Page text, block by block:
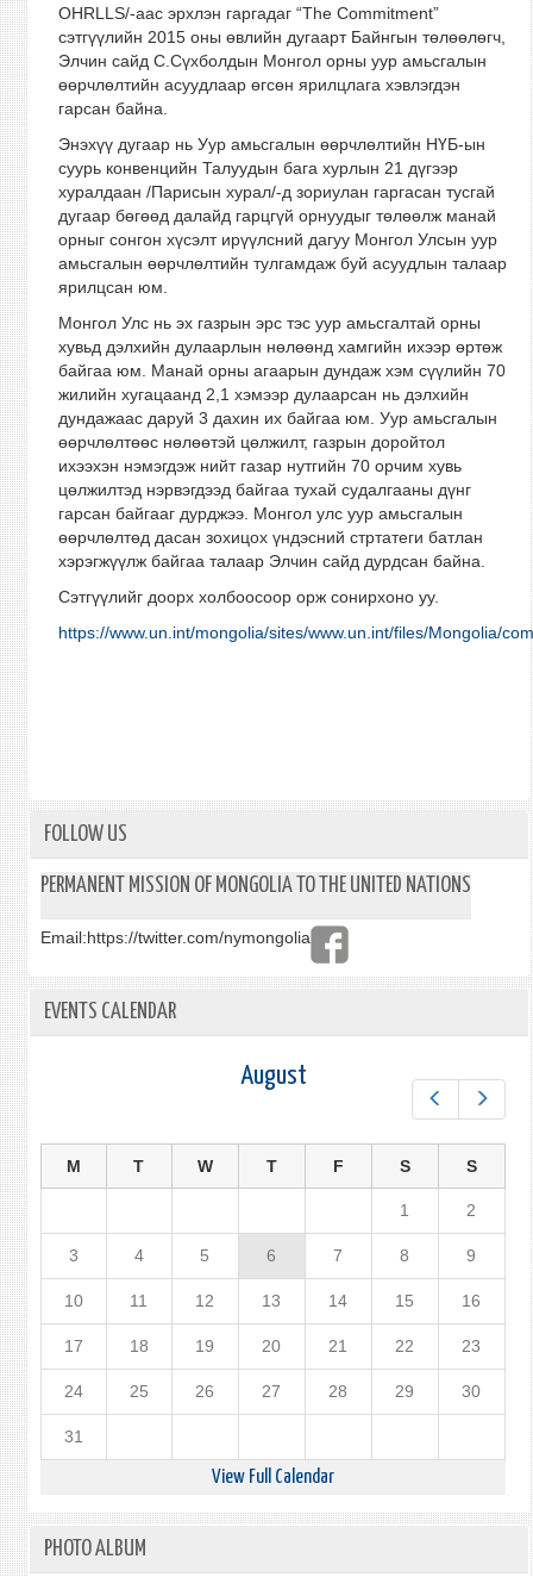
OHRLLS/-аас эрхлэн гаргадаг “The Commitment”
сэтгүүлийн 2015 оны өвлийн дугаарт Байнгын төлөөлөгч,
Элчин сайд С.Сүхболдын Монгол орны уур амьсгалын
өөрчлөлтийн асуудлаар өгсөн ярилцлага хэвлэгдэн
гарсан байна.
Энэхүү дугаар нь Уур амьсгалын өөрчлөлтийн НҮБ-ын
суурь конвенцийн Талуудын бага хурлын 21 дүгээр
хуралдаан /Парисын хурал/-д зориулан гаргасан тусгай
дугаар бөгөөд далайд гарцгүй орнуудыг төлөөлж манай
орныг сонгон хүсэлт ирүүлсний дагуу Монгол Улсын уур
амьсгалын өөрчлөлтийн тулгамдаж буй асуудлын талаар
ярилцсан юм.
Монгол Улс нь эх газрын эрс тэс уур амьсгалтай орны
хувьд дэлхийн дулаарлын нөлөөнд хамгийн ихээр өртөж
байгаа юм. Манай орны агаарын дундаж хэм сүүлийн 70
жилийн хугацаанд 2,1 хэмээр дулаарсан нь дэлхийн
дундажаас даруй 3 дахин их байгаа юм. Уур амьсгалын
өөрчлөлтөөс нөлөөтэй цөлжилт, газрын доройтол
ихээхэн нэмэгдэж нийт газар нутгийн 70 орчим хувь
цөлжилтэд нэрвэгдээд байгаа тухай судалгааны дүнг
гарсан байгааг дурджээ. Монгол улс уур амьсгалын
өөрчлөлтөд дасан зохицох үндэсний стртатеги батлан
хэрэгжүүлж байгаа талаар Элчин сайд дурдсан байна.
Сэтгүүлийг доорх холбоосоор орж сонирхоно уу.
https://www.un.int/mongolia/sites/www.un.int/files/Mongolia/
FOLLOW US
PERMANENT MISSION OF MONGOLIA TO THE UNITED NATIONS
Email:https://twitter.com/nymongolia
EVENTS CALENDAR
August
M T W T F S S
1 2
3 4 5 6 7 8 9
10 11 12 13 14 15 16
17 18 19 20 21 22 23
24 25 26 27 28 29 30
31
View Full Calendar
PHOTO ALBUM